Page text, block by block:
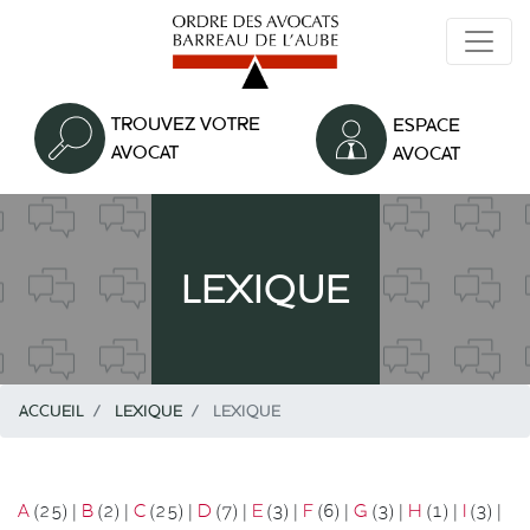
principal
TROUVEZ VOTRE
AVOCAT
ESPACE
AVOCAT
LEXIQUE
ACCUEIL LEXIQUE LEXIQUE
A (25) | B (2) | C (25) | D (7) | E (3) | F (6) | G (3) | H (1) | I (3) |